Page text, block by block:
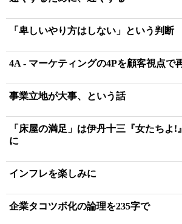
「卑しいやり方はしない」という判断
4A - マーケティングの4Pを顧客視点で
事業立地が大事、という話
「床屋の満足」は伊丹十三『女たちよ!
に
インフレを楽しみに
企業タコツボ化の論理を235字で